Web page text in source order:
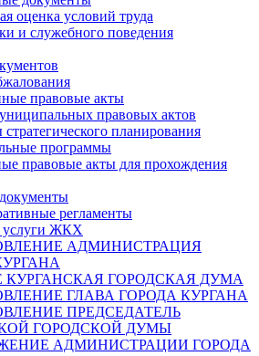
оценка условий труда
и служебного поведения
правовые акты
правовых актов
планирования
программы
правовые акты для прохождения
регламенты
услуги ЖКХ
АДМИНИСТРАЦИЯ
КУРГАНСКАЯ ГОРОДСКАЯ ДУМА
ГЛАВА ГОРОДА КУРГАНА
ПРЕДСЕДАТЕЛЬ
ГОРОДСКОЙ ДУМЫ
АДМИНИСТРАЦИИ ГОРОДА